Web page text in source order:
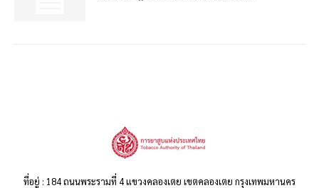
ที่อยู่ : 184 ถนนพระรามที่ 4 แขวงคลองเตย เขตคลองเตย กรุงเทพมหานคร